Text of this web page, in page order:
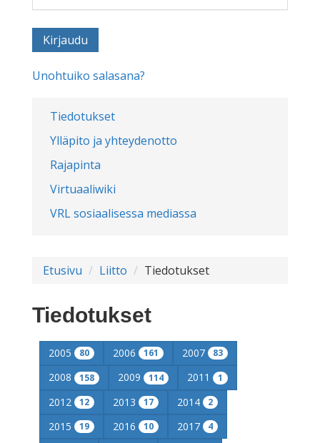
Tiedotukset
Ylläpito ja yhteydenotto
Rajapinta
Virtuaaliwiki
VRL sosiaalisessa mediassa
Unohtuiko salasana?
Etusivu Liitto Tiedotukset
Tiedotukset
2005 80 2006 161 2007 83
2008 158 2009 114 2011 1
2012 12 2013 17 2014 2
2015 19 2016 10 2017 4